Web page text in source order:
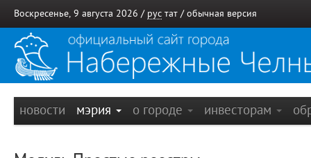
Воскресенье, 9 августа 2026 / рус тат / обычная версия
новости мэрия о городе инвесторам